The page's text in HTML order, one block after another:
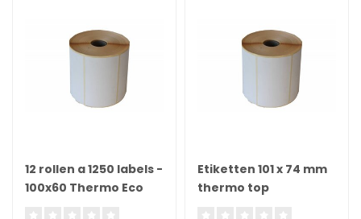
12 rollen a 1250 labels -
100x60 Thermo Eco
Etiketten 101 x 74 mm
thermo top